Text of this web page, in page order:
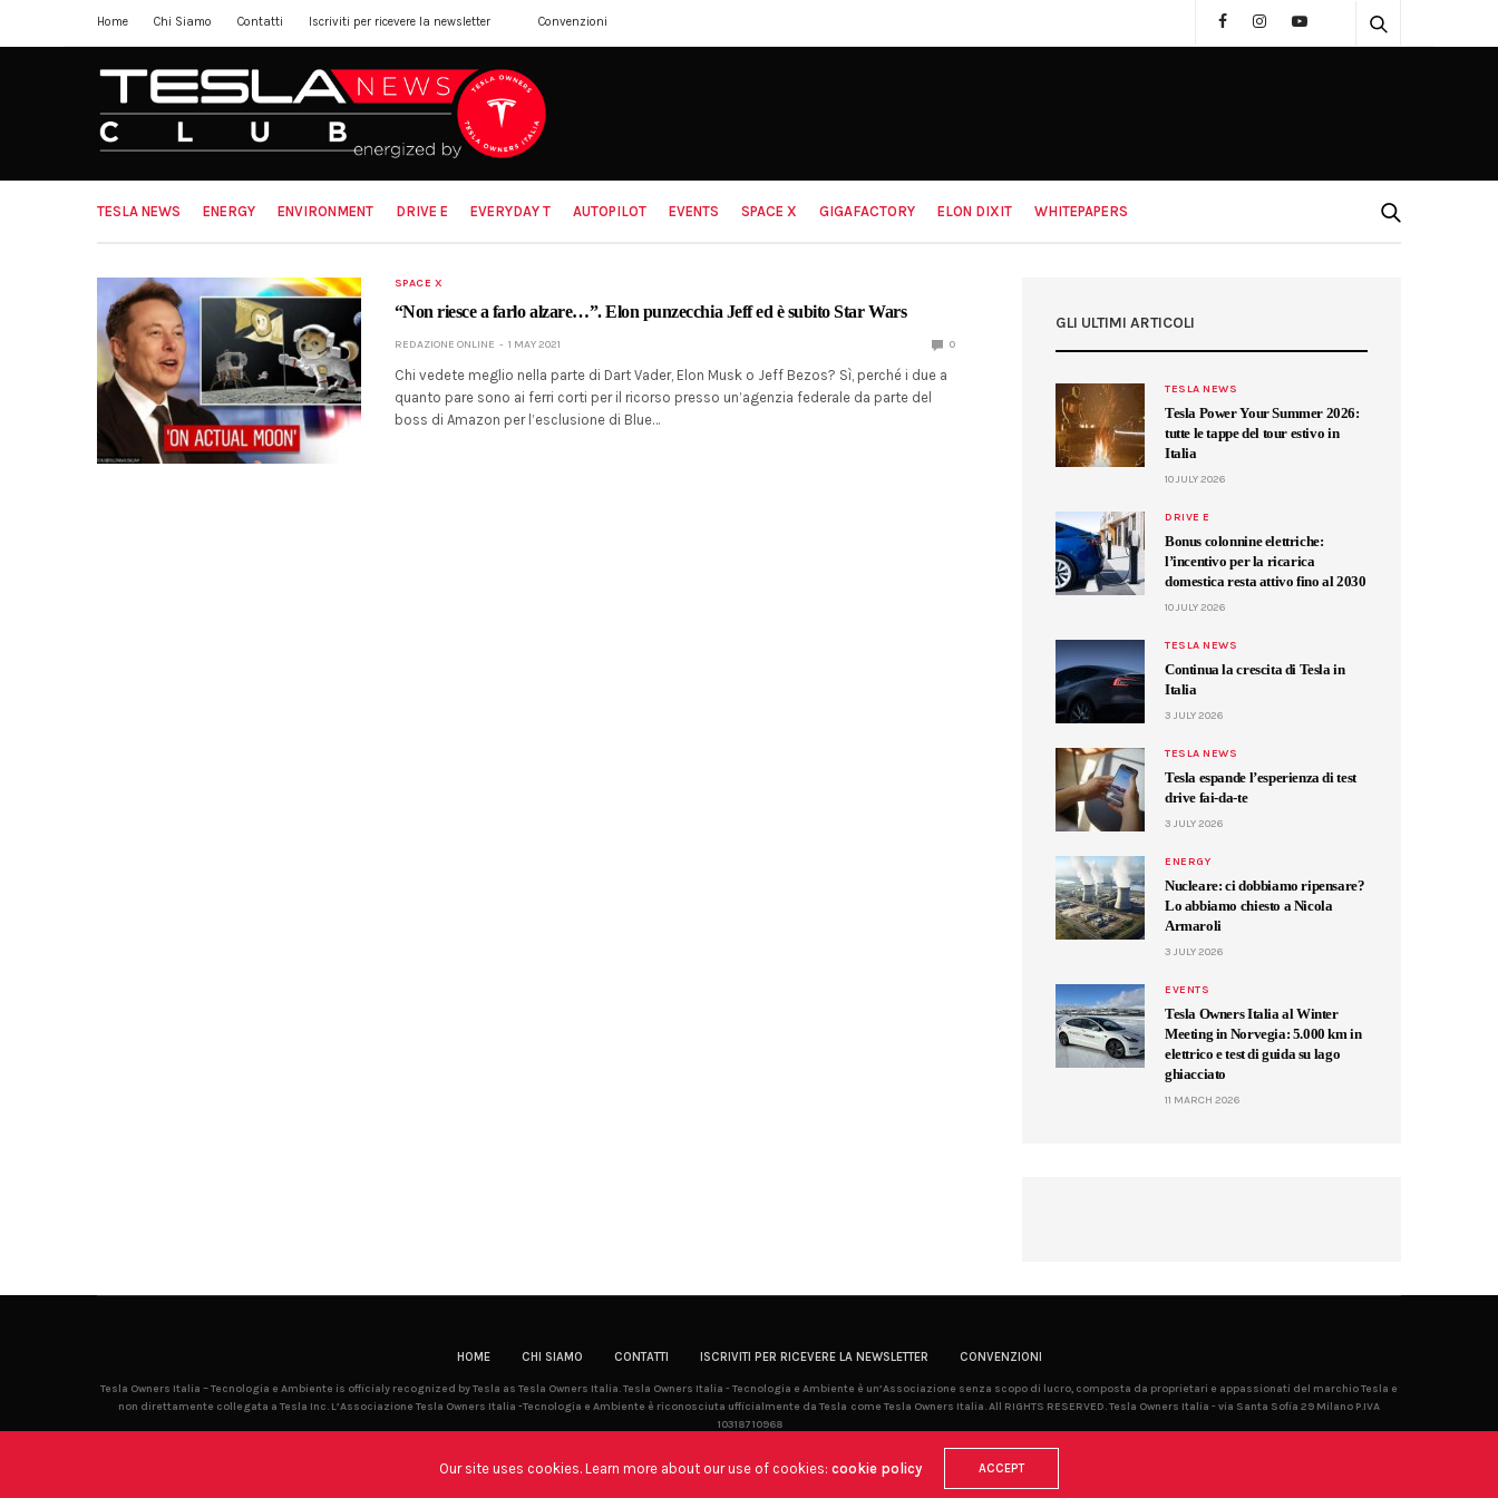
Home Chi Siamo Contatti Iscriviti per ricevere la newsletter Convenzioni
TESLA NEWS ENERGY ENVIRONMENT DRIVE E EVERYDAY T AUTOPILOT EVENTS SPACE X GIGAFACTORY ELON DIXIT WHITEPAPERS
SPACE X
“Non riesce a farlo alzare…”. Elon punzecchia Jeff ed è subito Star Wars
REDAZIONE ONLINE 1 MAY 2021 0
Chi vedete meglio nella parte di Dart Vader, Elon Musk o Jeff Bezos? Sì, perché i due a
quanto pare sono ai ferri corti per il ricorso presso un’agenzia federale da parte del
boss di Amazon per l’esclusione di Blue…
GLI ULTIMI ARTICOLI
TESLA NEWS
Tesla Power Your Summer 2026:
tutte le tappe del tour estivo in
Italia
10 JULY 2026
DRIVE E
Bonus colonnine elettriche:
l’incentivo per la ricarica
domestica resta attivo fino al 2030
10 JULY 2026
TESLA NEWS
Continua la crescita di Tesla in
Italia
3 JULY 2026
TESLA NEWS
Tesla espande l’esperienza di test
drive fai-da-te
3 JULY 2026
ENERGY
Nucleare: ci dobbiamo ripensare?
Lo abbiamo chiesto a Nicola
Armaroli
3 JULY 2026
EVENTS
Tesla Owners Italia al Winter
Meeting in Norvegia: 5.000 km in
elettrico e test di guida su lago
ghiacciato
11 MARCH 2026
HOME CHI SIAMO CONTATTI ISCRIVITI PER RICEVERE LA NEWSLETTER CONVENZIONI
Tesla Owners Italia – Tecnologia e Ambiente is officialy recognized by Tesla as Tesla Owners Italia. Tesla Owners Italia - Tecnologia e Ambiente è un’Associazione senza scopo di lucro, composta da proprietari e appassionati del marchio Tesla e
non direttamente collegata a Tesla Inc. L’Associazione Tesla Owners Italia -Tecnologia e Ambiente è riconosciuta ufficialmente da Tesla come Tesla Owners Italia. All RIGHTS RESERVED. Tesla Owners Italia - via Santa Sofia 29 Milano P.IVA
10318710968
Our site uses cookies. Learn more about our use of cookies:cookie policy ACCEPT